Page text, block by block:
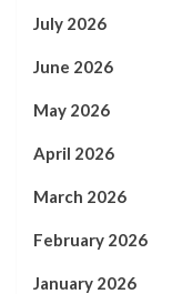
July 2026
June 2026
May 2026
April 2026
March 2026
February 2026
January 2026